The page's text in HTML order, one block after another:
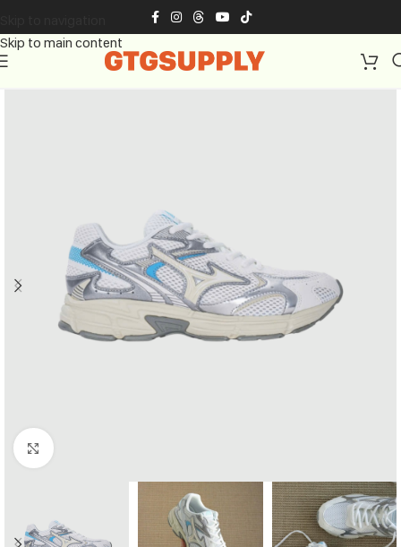
Skip to main content
Click to enlarge